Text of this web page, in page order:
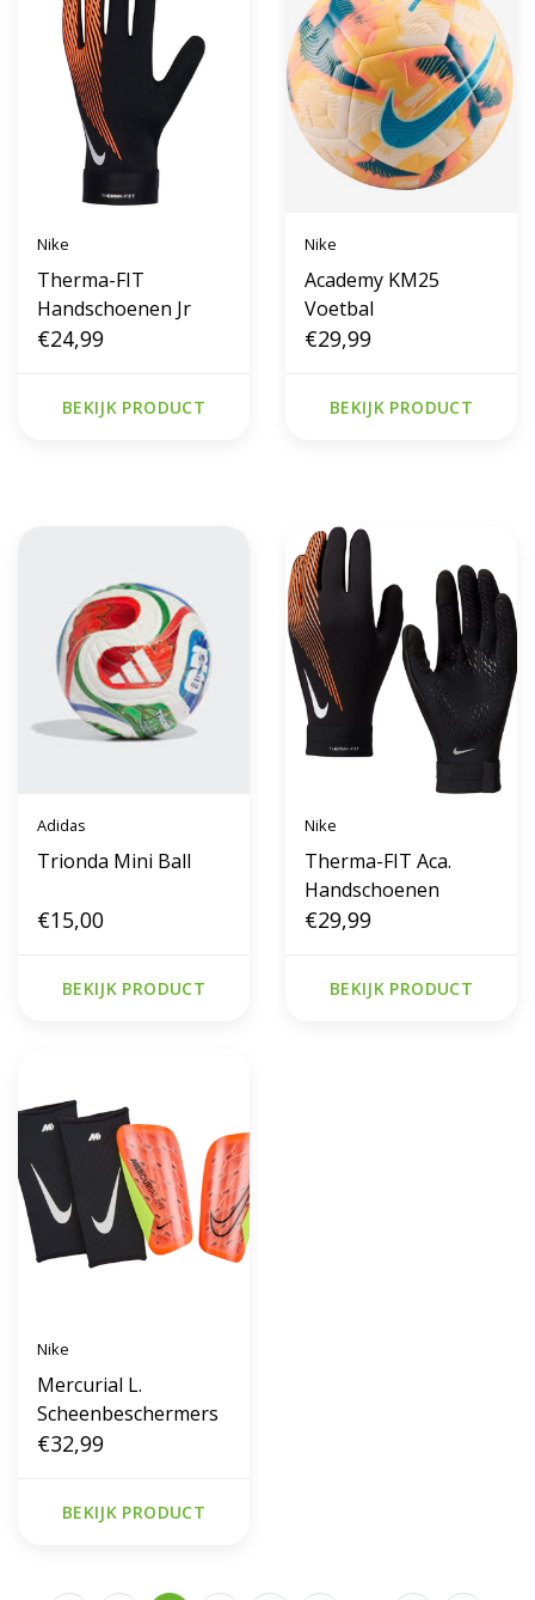
Nike
Therma-FIT
Handschoenen Jr
€24,99
BEKIJK PRODUCT
Nike
Academy KM25
Voetbal
€29,99
BEKIJK PRODUCT
Adidas
Trionda Mini Ball
€15,00
BEKIJK PRODUCT
Nike
Therma-FIT Aca.
Handschoenen
€29,99
BEKIJK PRODUCT
Nike
Mercurial L.
Scheenbeschermers
€32,99
BEKIJK PRODUCT